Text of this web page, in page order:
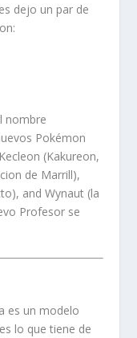
dejo un par de
nombre
Pokémon
(Kakureon,
de Marrill),
and Wynaut (la
Profesor se
es un modelo
lo que tiene de